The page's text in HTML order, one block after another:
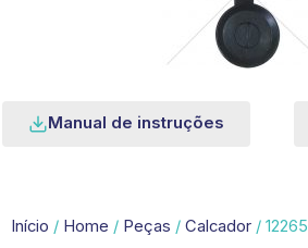
Manual de instruções
Início / Home / Peças / Calcador / 12265